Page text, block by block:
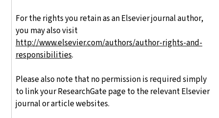
For the rights you retain as an Elsevier journal author,
you may also visit
http://www.elsevier.com/authors/author-rights-and-
responsibilities.
Please also note that no permission is required simply
to link your ResearchGate page to the relevant Elsevier
journal or article websites.